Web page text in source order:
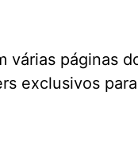
várias páginas
exclusivos